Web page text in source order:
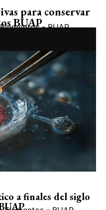
para conservar
BUAP- BUAP
a finales del siglo